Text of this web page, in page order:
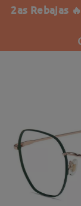
2as Rebajas